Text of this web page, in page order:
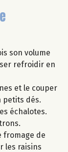
son volume
refroidir en
et le couper
petits dés.
échalotes.
fromage de
les raisins